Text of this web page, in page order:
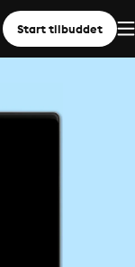
Start tilbuddet